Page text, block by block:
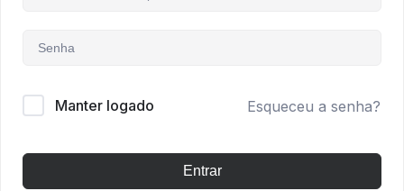
Manter logado Esqueceu a senha?
Entrar